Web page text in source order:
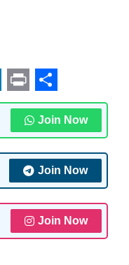
P
r
i
t
S
h
a
r
e
Join Now
Join Now
Join Now